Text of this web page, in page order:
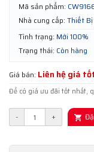
Mã sản phẩm:
Nhà cung cấp: Thiết
Tình trạng: Mới 100%
Trạng thái: Còn hàng
Giá bán: Liên hệ giá
Để có giá ưu đãi tốt nhất,
- +